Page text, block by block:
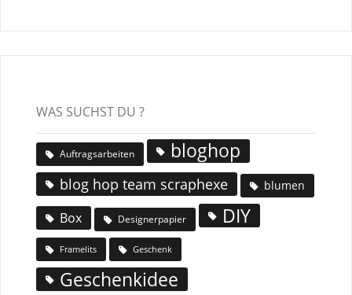
WAS SUCHST DU ?
Auftragsarbeiten bloghop
blog hop team scraphexe blumen
Box Designerpapier DIY
Framelits Geschenk
Geschenkidee